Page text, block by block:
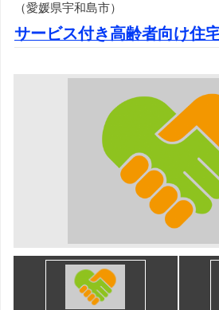
（愛媛県宇和島市）
サービス付き高齢者向け住